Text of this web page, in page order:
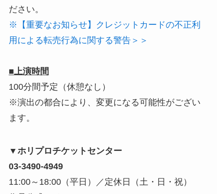
ださい。
※【重要なお知らせ】クレジットカードの不正利
用による転売行為に関する警告＞＞
■上演時間
100分間予定（休憩なし）
※演出の都合により、変更になる可能性がござい
ます。
▼ホリプロチケットセンター
03-3490-4949
11:00～18:00（平日）／定休日（土・日・祝）